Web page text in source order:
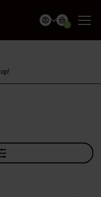
0
op!